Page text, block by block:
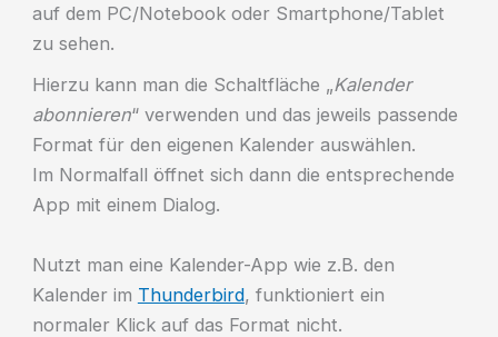
auf dem PC/Notebook oder Smartphone/Tablet
zu sehen.
Hierzu kann man die Schaltfläche „Kalender
abonnieren“ verwenden und das jeweils passende
Format für den eigenen Kalender auswählen.
Im Normalfall öffnet sich dann die entsprechende
App mit einem Dialog.
Nutzt man eine Kalender-App wie z.B. den
Kalender im Thunderbird, funktioniert ein
normaler Klick auf das Format nicht.